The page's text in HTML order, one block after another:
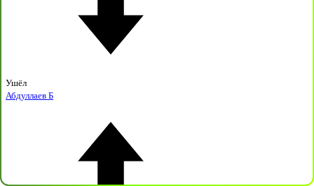
Ушёл
Абдуллаев Б